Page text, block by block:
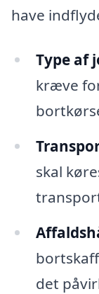
have
Type af
kræve
skal
det